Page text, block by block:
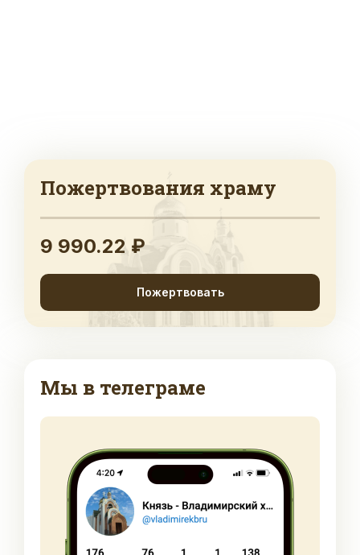
Пожертвования храму
9 990.22 ₽
Пожертвовать
Мы в телеграме